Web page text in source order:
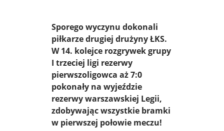
Sporego wyczynu dokonali
piłkarze drugiej drużyny ŁKS.
W 14. kolejce rozgrywek grupy
I trzeciej ligi rezerwy
pierwszoligowca aż 7:0
pokonały na wyjeździe
rezerwy warszawskiej Legii,
zdobywając wszystkie bramki
w pierwszej połowie meczu!